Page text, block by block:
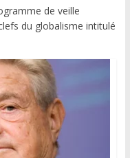
de veille
du globalisme intitulé